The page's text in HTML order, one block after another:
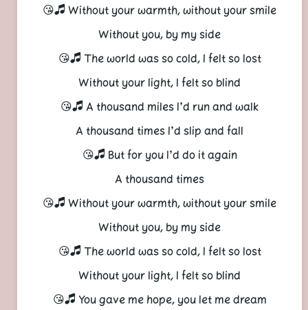
Without your warmth, without your smile 🎜😘
Without you, by my side
The world was so cold, I felt so lost 🎜😘
Without your light, I felt so blind
A thousand miles I’d run and walk 🎜😘
A thousand times I’d slip and fall
But for you I’d do it again 🎜😘
A thousand times
Without your warmth, without your smile 🎜😘
Without you, by my side
The world was so cold, I felt so lost 🎜😘
Without your light, I felt so blind
You gave me hope, you let me dream 🎜😘